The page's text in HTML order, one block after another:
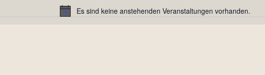
Hinweis
Es sind keine anstehenden Veranstaltungen vorhanden.